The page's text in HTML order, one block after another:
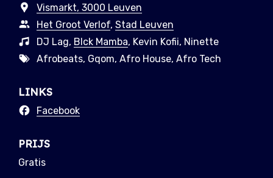
Vismarkt, 3000 Leuven
Het Groot Verlof, Stad Leuven
DJ Lag, Blck Mamba, Kevin Kofii, Ninette
Afrobeats, Gqom, Afro House, Afro Tech
LINKS
Facebook
PRIJS
Gratis